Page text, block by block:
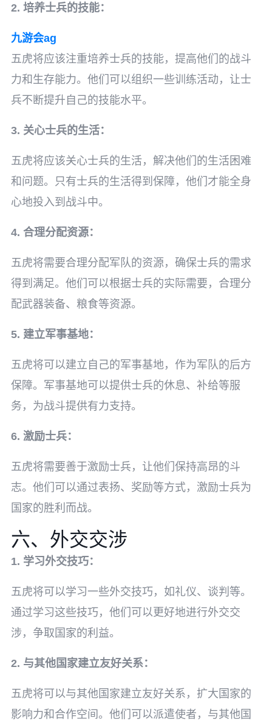
2. 培养士兵的技能：
九游会ag
五虎将应该注重培养士兵的技能，提高他们的战斗
力和生存能力。他们可以组织一些训练活动，让士
兵不断提升自己的技能水平。
3. 关心士兵的生活：
五虎将应该关心士兵的生活，解决他们的生活困难
和问题。只有士兵的生活得到保障，他们才能全身
心地投入到战斗中。
4. 合理分配资源：
五虎将需要合理分配军队的资源，确保士兵的需求
得到满足。他们可以根据士兵的实际需要，合理分
配武器装备、粮食等资源。
5. 建立军事基地：
五虎将可以建立自己的军事基地，作为军队的后方
保障。军事基地可以提供士兵的休息、补给等服
务，为战斗提供有力支持。
6. 激励士兵：
五虎将需要善于激励士兵，让他们保持高昂的斗
志。他们可以通过表扬、奖励等方式，激励士兵为
国家的胜利而战。
六、外交交涉
1. 学习外交技巧：
五虎将可以学习一些外交技巧，如礼仪、谈判等。
通过学习这些技巧，他们可以更好地进行外交交
涉，争取国家的利益。
2. 与其他国家建立友好关系：
五虎将可以与其他国家建立友好关系，扩大国家的
影响力和合作空间。他们可以派遣使者，与其他国